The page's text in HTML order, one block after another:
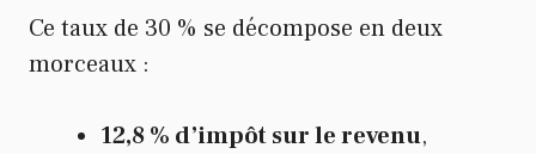
Ce taux de 30 % se décompose en deux
morceaux :
12,8 % d’impôt sur le revenu,